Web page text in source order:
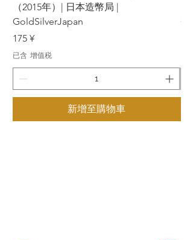
（2015年）| 日本造幣局 |
GoldSilverJapan
價格
175 ¥
已含 增值税
新增至購物車